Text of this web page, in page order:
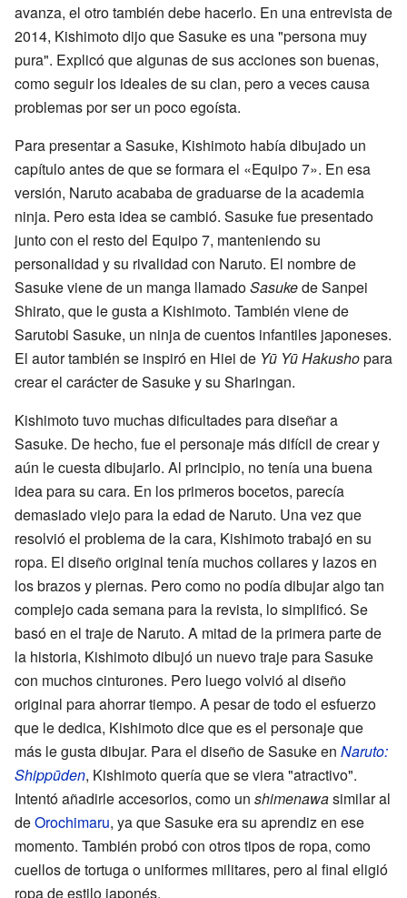
avanza, el otro también debe hacerlo. En una entrevista de
2014, Kishimoto dijo que Sasuke es una "persona muy
pura". Explicó que algunas de sus acciones son buenas,
como seguir los ideales de su clan, pero a veces causa
problemas por ser un poco egoísta.
Para presentar a Sasuke, Kishimoto había dibujado un
capítulo antes de que se formara el «Equipo 7». En esa
versión, Naruto acababa de graduarse de la academia
ninja. Pero esta idea se cambió. Sasuke fue presentado
junto con el resto del Equipo 7, manteniendo su
personalidad y su rivalidad con Naruto. El nombre de
Sasuke viene de un manga llamadoSasukede Sanpei
Shirato, que le gusta a Kishimoto. También viene de
Sarutobi Sasuke, un ninja de cuentos infantiles japoneses.
El autor también se inspiró en Hiei de Yū Yū Hakushopara
crear el carácter de Sasuke y su Sharingan.
Kishimoto tuvo muchas dificultades para diseñar a
Sasuke. De hecho, fue el personaje más difícil de crear y
aún le cuesta dibujarlo. Al principio, no tenía una buena
idea para su cara. En los primeros bocetos, parecía
demasiado viejo para la edad de Naruto. Una vez que
resolvió el problema de la cara, Kishimoto trabajó en su
ropa. El diseño original tenía muchos collares y lazos en
los brazos y piernas. Pero como no podía dibujar algo tan
complejo cada semana para la revista, lo simplificó. Se
basó en el traje de Naruto. A mitad de la primera parte de
la historia, Kishimoto dibujó un nuevo traje para Sasuke
con muchos cinturones. Pero luego volvió al diseño
original para ahorrar tiempo. A pesar de todo el esfuerzo
que le dedica, Kishimoto dice que es el personaje que
más le gusta dibujar. Para el diseño de Sasuke en Naruto:
Shippūden, Kishimoto quería que se viera "atractivo".
Intentó añadirle accesorios, como un shimenawasimilar al
deOrochimaru, ya que Sasuke era su aprendiz en ese
momento. También probó con otros tipos de ropa, como
cuellos de tortuga o uniformes militares, pero al final eligió
ropa de estilo japonés.